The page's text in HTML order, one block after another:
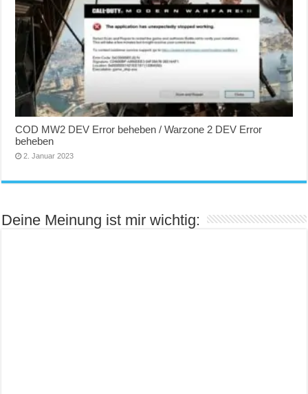
COD MW2 DEV Error beheben / Warzone 2 DEV Error
beheben
2. Januar 2023
Deine Meinung ist mir wichtig: